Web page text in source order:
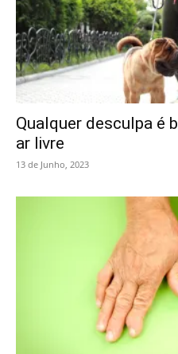
Qualquer desculpa é
ar livre
13 de Junho, 2023